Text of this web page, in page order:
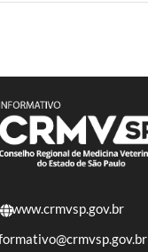
www.crmvsp.gov.br